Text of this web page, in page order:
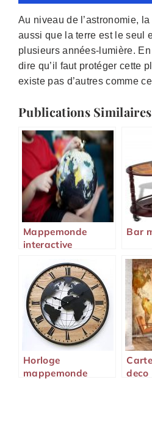
Au niveau de l’astronomie,
aussi que la terre est le seul
plusieurs années-lumière.
dire qu’il faut protéger cette
existe pas d’autres comme
Publications
Mappemonde
interactive
Bar
Horloge
mappemonde
deco